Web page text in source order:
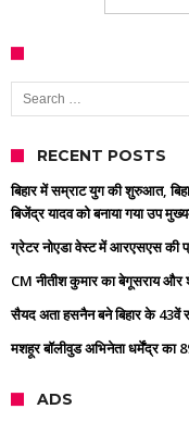
Search for:
RECENT POSTS
बिहार में सम्राट युग की शुरुआत,
बिजेंद्र यादव को बनाया गया उप
ग्रेटर नोएडा वेस्ट में आरएसएस की
CM नीतीश कुमार का बेगूसराय और
सैयद अता हसनैन बने बिहार के 43वें
मशहूर बॉलीवुड अभिनेता धर्मेंद्र का
ADS